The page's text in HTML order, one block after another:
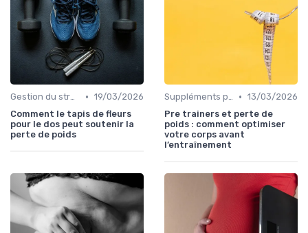
Gestion du stress et de l'anxiété • 19/03/2026
Comment le tapis de fleurs
pour le dos peut soutenir la
perte de poids
Suppléments pour la perte de poids • 13/03/2026
Pre trainers et perte de
poids : comment optimiser
votre corps avant
l’entraînement